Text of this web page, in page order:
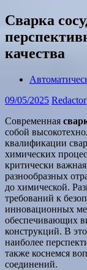
Сварка
качества
09/05/2025 Redactor
Современная
собой
квалификации
химических
критически
разнообразных
до химической.
требований к
инновационных
обеспечивающих
конструкций. В
наиболее
также коснемся
соединений.